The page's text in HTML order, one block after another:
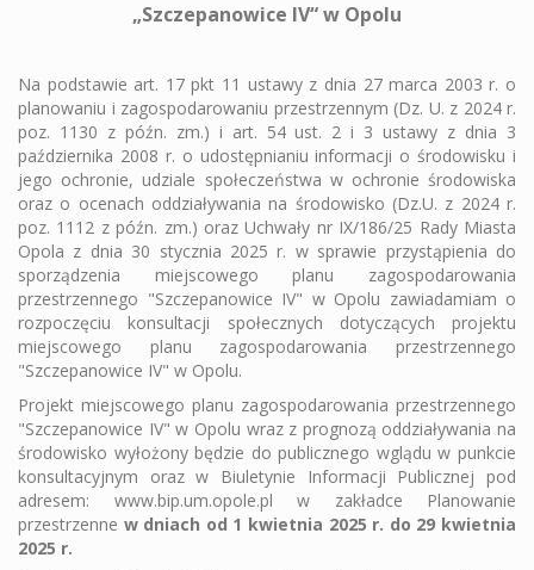
„Szczepanowice IV“ w Opolu
Na podstawie art. 17 pkt 11 ustawy z dnia 27 marca 2003 r. o
planowaniu i zagospodarowaniu przestrzennym (Dz. U. z 2024 r.
poz. 1130 z późn. zm.) i art. 54 ust. 2 i 3 ustawy z dnia 3
października 2008 r. o udostępnianiu informacji o środowisku i
jego ochronie, udziale społeczeństwa w ochronie środowiska
oraz o ocenach oddziaływania na środowisko (Dz.U. z 2024 r.
poz. 1112 z późn. zm.) oraz Uchwały nr IX/186/25 Rady Miasta
Opola z dnia 30 stycznia 2025 r. w sprawie przystąpienia do
sporządzenia miejscowego planu zagospodarowania
przestrzennego "Szczepanowice IV" w Opolu zawiadamiam o
rozpoczęciu konsultacji społecznych dotyczących projektu
miejscowego planu zagospodarowania przestrzennego
"Szczepanowice IV" w Opolu.
Projekt miejscowego planu zagospodarowania przestrzennego
"Szczepanowice IV" w Opolu wraz z prognozą oddziaływania na
środowisko wyłożony będzie do publicznego wglądu w punkcie
konsultacyjnym oraz w Biuletynie Informacji Publicznej pod
adresem: www.bip.um.opole.pl w zakładce Planowanie
przestrzenne w dniach od 1 kwietnia 2025 r. do 29 kwietnia
2025 r.